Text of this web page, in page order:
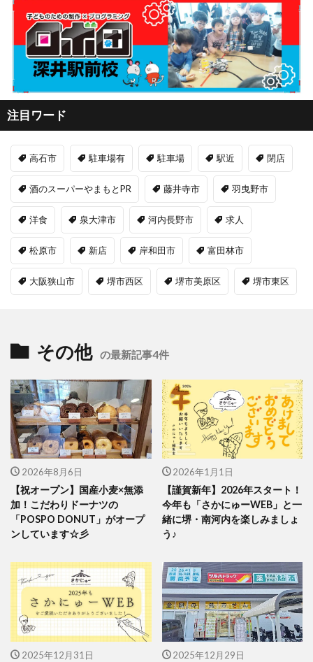
注目ワード
高石市 駐車場有 駐車場 駅近 閉店
酒のスーパーやまもとPR 藤井寺市 羽曳野市
洋食 泉大津市 河内長野市 求人
松原市 新店 岸和田市 富田林市
大阪狭山市 堺市西区 堺市美原区 堺市東区
その他 の最新記事4件
2026年8月6日
【祝オープン】国産小麦×無添
加！こだわりドーナツの
「POSPO DONUT」がオープ
ンしています☆彡
2026年1月1日
【謹賀新年】2026年スタート！
今年も「さかにゅーWEB」と一
緒に堺・南河内を楽しみましょ
う♪
2025年12月31日 2025年12月29日